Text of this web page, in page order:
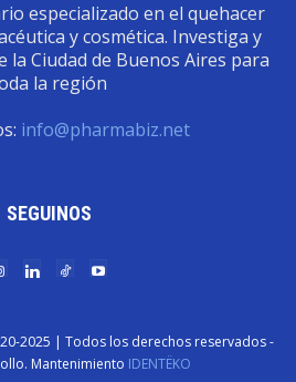
especializado en el quehacer
y cosmética. Investiga y
la Ciudad de Buenos Aires para
la región
info@pharmabiz.net
SEGUINOS
2025 | Todos los derechos reservados -
Mantenimiento IDENTËKO